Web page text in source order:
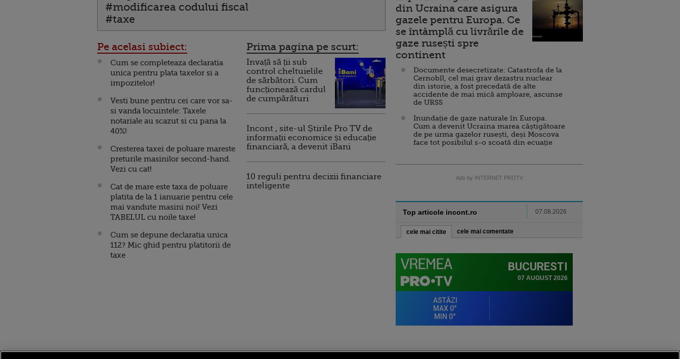
#modificarea codului fiscal
#taxe
Pe acelasi subiect:
Cum se completeaza declaratia
unica pentru plata taxelor si a
impozitelor!
Vesti bune pentru cei care vor sa-
si vanda locuintele: Taxele
notariale au scazut si cu pana la
40%!
Cresterea taxei de poluare mareste
preturile masinilor second-hand.
Vezi cu cat!
Cat de mare este taxa de poluare
platita de la 1 ianuarie pentru cele
mai vandute masini noi! Vezi
TABELUL cu noile taxe!
Cum se depune declaratia unica
112? Mic ghid pentru platitorii de
taxe
Prima pagina pe scurt:
Invață să ții sub
control cheltuielile
de sărbători. Cum
funcționează cardul
de cumpărături
Incont , site-ul Știrile Pro TV de
informații economice și educație
financiară, a devenit iBani
10 reguli pentru decizii financiare
inteligente
din Ucraina care asigura
gazele pentru Europa. Ce
se întâmplă cu livrările de
gaze rusești spre
continent
Documente desecretizate: Catastrofa de la
Cernobîl, cel mai grav dezastru nuclear
din istorie, a fost precedată de alte
accidente de mai mică amploare, ascunse
de URSS
Inundație de gaze naturale în Europa.
Cum a devenit Ucraina marea câștigătoare
de pe urma gazelor rusești, deși Moscova
face tot posibilul s-o scoată din ecuație
Ads by INTERNET PROTV
Top articole incont.ro 07.08.2026
cele mai citite cele mai comentate